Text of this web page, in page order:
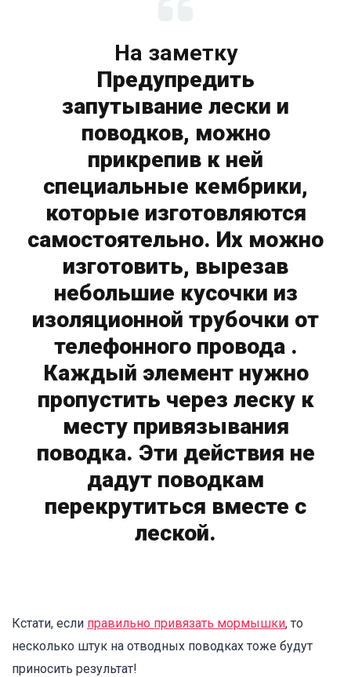
На заметку
Предупредить
запутывание лески и
поводков, можно
прикрепив к ней
специальные кембрики,
которые изготовляются
самостоятельно. Их можно
изготовить, вырезав
небольшие кусочки из
изоляционной трубочки от
телефонного провода .
Каждый элемент нужно
пропустить через леску к
месту привязывания
поводка. Эти действия не
дадут поводкам
перекрутиться вместе с
леской.
Кстати, если правильно привязать мормышки, то
несколько штук на отводных поводках тоже будут
приносить результат!